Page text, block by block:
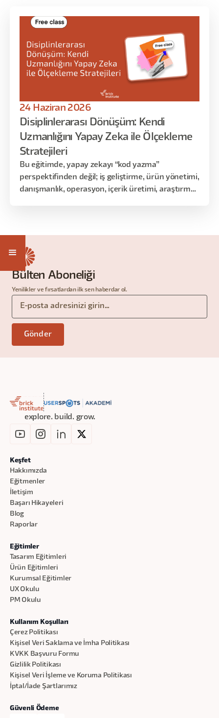
24 Haziran 2026
Disiplinlerarası Dönüşüm: Kendi
Uzmanlığını Yapay Zeka ile Ölçekleme
Stratejileri
Bu eğitimde, yapay zekayı “kod yazma”
perspektifinden değil; iş geliştirme, ürün yönetimi,
danışmanlık, operasyon, içerik üretimi, araştırma
Bülten Aboneliği
Yenilikler ve fırsatlardan ilk sen haberdar ol.
explore. build. grow.
Keşfet
Hakkımızda
Eğitmenler
İletişim
Başarı Hikayeleri
Blog
Raporlar
Eğitimler
Tasarım Eğitimleri
Ürün Eğitimleri
Kurumsal Eğitimler
UX Okulu
PM Okulu
Kullanım Koşulları
Çerez Politikası
Kişisel Veri Saklama ve İmha Politikası
KVKK Başvuru Formu
Gizlilik Politikası
Kişisel Veri İşleme ve Koruma Politikası
İptal/İade Şartlarımız
Güvenli Ödeme